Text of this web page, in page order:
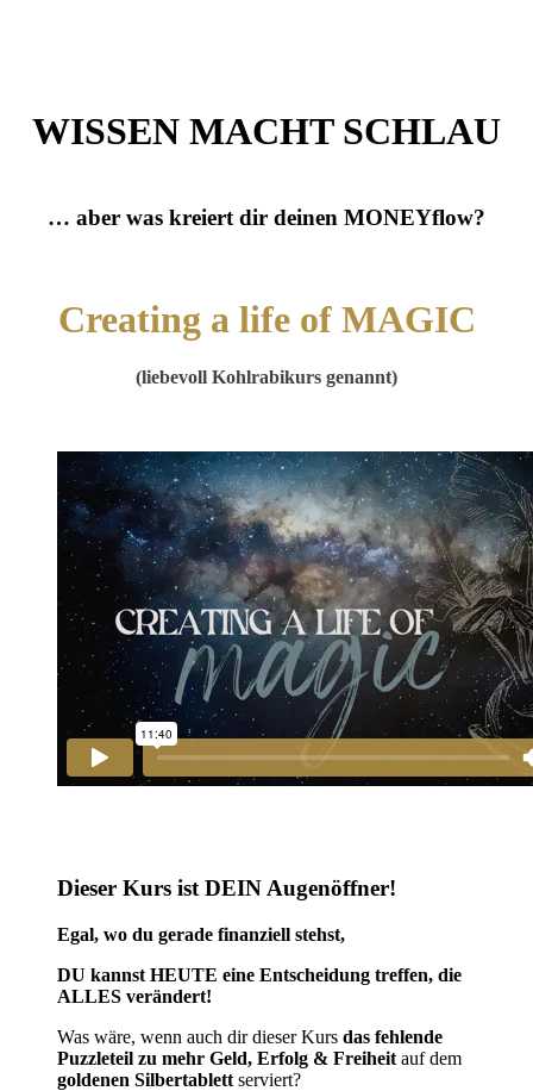
WISSEN MACHT SCHLAU
… aber was kreiert dir deinen MONEYflow?
Creating a life of MAGIC
(liebevoll Kohlrabikurs genannt)
Dieser Kurs ist DEIN Augenöffner!
Egal, wo du gerade finanziell stehst,
DU kannst HEUTE eine Entscheidung treffen, die
ALLES verändert!
Was wäre, wenn auch dir dieser Kurs das fehlende
Puzzleteil zu mehr Geld, Erfolg & Freiheit auf dem
goldenen Silbertablett serviert?